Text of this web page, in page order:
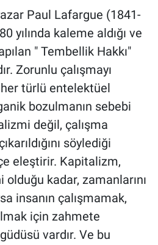
Paul Lafargue (1841-
yılında kaleme aldığı ve
" Tembellik Hakkı"
Zorunlu çalışmayı
türlü entelektüel
bozulmanın sebebi
değil, çalışma
söylediği
eleştirir. Kapitalizm,
olduğu kadar, zamanlarını
insanın çalışmamak,
için zahmete
vardır. Ve bu